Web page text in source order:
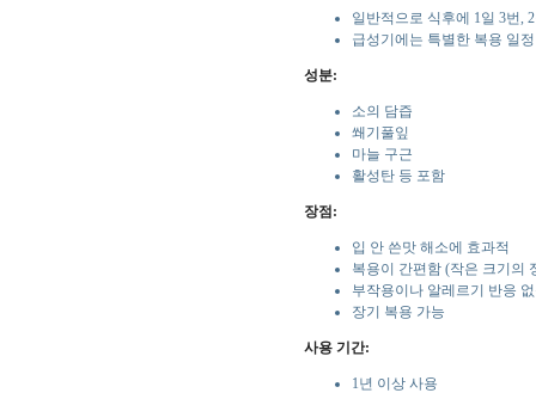
일반적으로 식후에 1일 3번,
급성기에는 특별한 복용 일
성분:
소의 담즙
쐐기풀잎
마늘 구근
활성탄 등 포함
장점:
입 안 쓴맛 해소에 효과적
복용이 간편함 (작은 크기의
부작용이나 알레르기 반응
장기 복용 가능
사용 기간:
1년 이상 사용